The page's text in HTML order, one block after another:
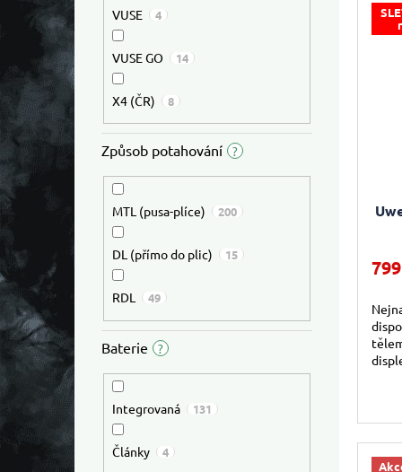
Baterie ?
Integrovaná 131
Články 4
VUSE 4
VUSE GO 14
X4 (ČR) 8
Způsob potahování ?
MTL (pusa-plíce) 200
DL (přímo do plic) 15
RDL 49